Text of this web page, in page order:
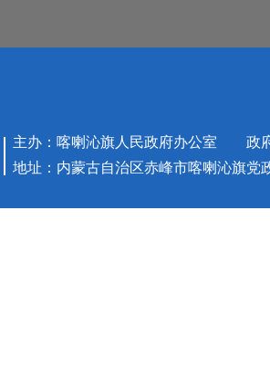
主办：喀喇沁旗人民政府办公室 政府
地址：内蒙古自治区赤峰市喀喇沁旗党